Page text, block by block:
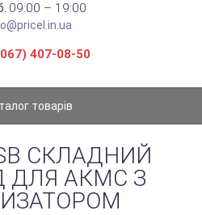
09:00 – 19:00
407-08-50
товарів
СКЛАДНИЙ
ДЛЯ АКМС З